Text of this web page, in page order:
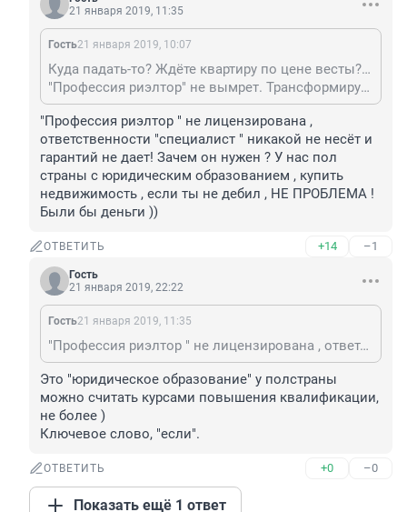
21 января 2019, 11:35
Гость21 января 2019, 10:07
Куда падать-то? Ждёте квартиру по цене весты? ))
"Профессия риэлтор" не вымрет. Трансформируется/подстроится, но не вымрет. Люди экономически и юридически неграмотны/у некоторых нет времени/возможности заниматься поиском/продажей, а большинство попросту ленивы.
"Профессия риэлтор " не лицензирована ,
ответственности "специалист " никакой не несёт и
гарантий не дает! Зачем он нужен ? У нас пол
страны с юридическим образованием , купить
недвижимость , если ты не дебил , НЕ ПРОБЛЕМА !
Были бы деньги ))
ОТВЕТИТЬ +14 –1
Гость
21 января 2019, 22:22
Гость21 января 2019, 11:35
"Профессия риэлтор " не лицензирована , ответственности "специалист " никакой не несёт и гарантий не дает! Зачем он нужен ? У нас пол страны с юридическим образованием , купить недвижимость , если ты не дебил , НЕ ПРОБЛЕМА ! Были бы деньги ))
Это "юридическое образование" у полстраны
можно считать курсами повышения квалификации,
не более )
Ключевое слово, "если".
ОТВЕТИТЬ +0 –0
Показать ещё 1 ответ